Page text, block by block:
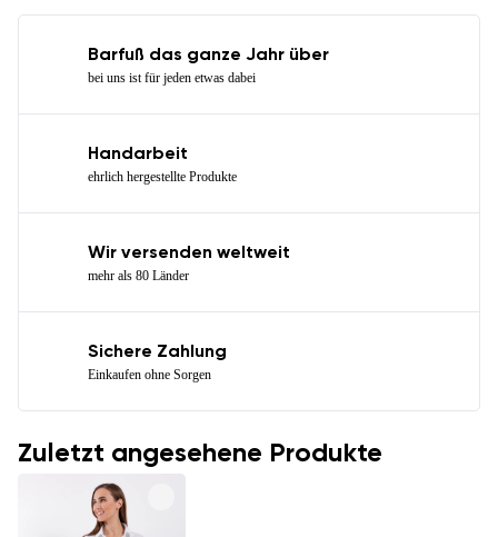
Barfuß das ganze Jahr über
bei uns ist für jeden etwas dabei
Handarbeit
ehrlich hergestellte Produkte
Wir versenden weltweit
mehr als 80 Länder
Sichere Zahlung
Einkaufen ohne Sorgen
Zuletzt angesehene Produkte